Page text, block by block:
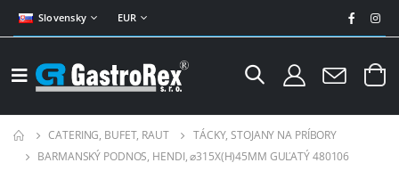
Slovensky EUR
CATERING, BUFET, RAUT
TÁCKY, STOJANY NA PRÍBORY
BARMANSKÝ PODNOS, HENDI, ⌀315X(H)45MM GUĽATÝ 480106